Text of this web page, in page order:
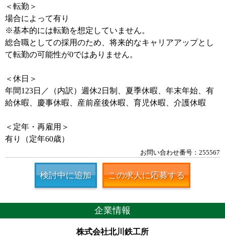
＜転勤＞
場合によって有り
※基本的には転勤を想定していません。
総合職としての採用のため、将来的なキャリアアップとし
て転勤の可能性が0ではありません。
＜休日＞
年間123日／（内訳）週休2日制、夏季休暇、年末年始、有
給休暇、慶事休暇、産前産後休暇、育児休暇、介護休暇
＜定年・再雇用＞
有り（定年60歳）
お問い合わせ番号：255567
検討中に追加 この求人に応募する
企業情報
株式会社北川鉄工所